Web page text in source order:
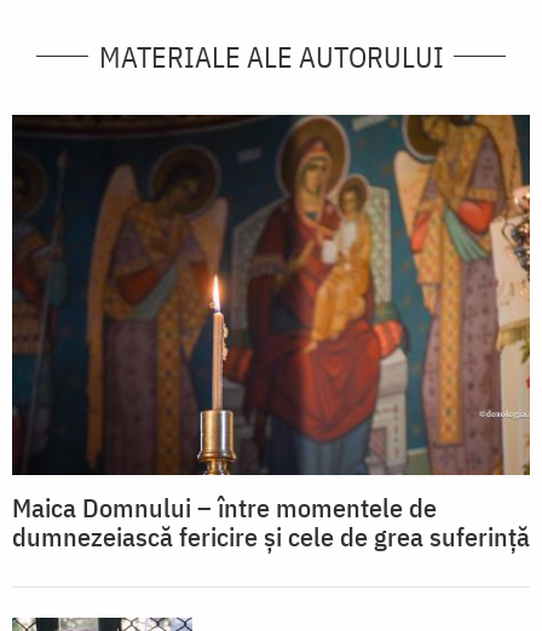
MATERIALE ALE AUTORULUI
Maica Domnului – între momentele de
dumnezeiască fericire și cele de grea suferință